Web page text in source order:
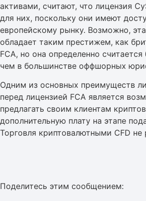
активами, считают, что лицензия
для них, поскольку они имеют
европейскому рынку. Возможно,
обладает таким престижем, как
FCA, но она определенно
чем в большинстве оффшорных
Одним из основных преимуществ
перед лицензией FCA является
предлагать своим клиентам
дополнительную плату на этапе
Торговля криптовалютными CFD не
Поделитесь этим сообщением: